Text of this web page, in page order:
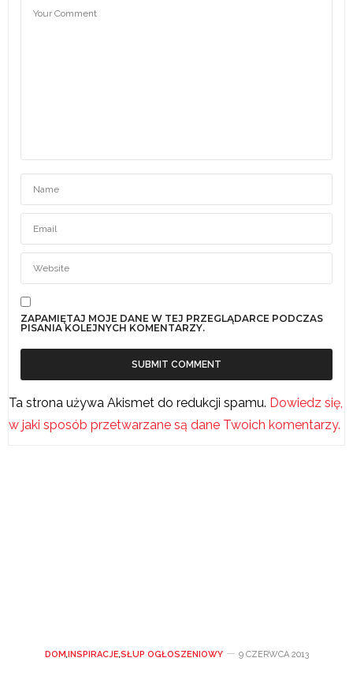
ZAPAMIĘTAJ MOJE DANE W TEJ PRZEGLĄDARCE PODCZAS
PISANIA KOLEJNYCH KOMENTARZY.
Ta strona używa Akismet do redukcji spamu. Dowiedz się,
w jaki sposób przetwarzane są dane Twoich komentarzy.
DOM,INSPIRACJE,SŁUP OGŁOSZENIOWY 9 CZERWCA 2013